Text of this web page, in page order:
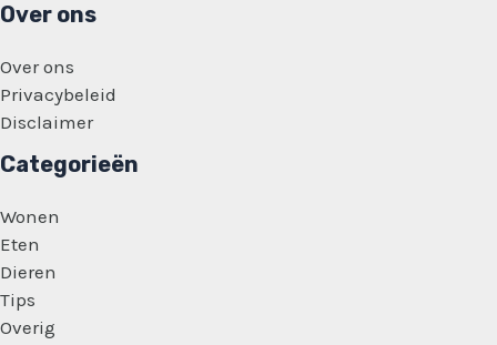
Over ons
Over ons
Privacybeleid
Disclaimer
Categorieën
Wonen
Eten
Dieren
Tips
Overig